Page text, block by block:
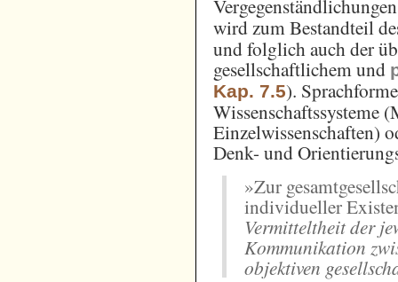
wird zum Bestandteil
und folglich auch der
gesellschaftlichem und
Kap. 7.5).
Wissenschaftssysteme
Einzelwissenschaften)
Denk- und
»Zur
individueller
Vermitteltheit der
Kommunikation
objektiven